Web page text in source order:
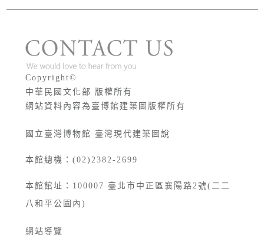
版權宣告
Copyright©
中華民國文化部 版權所有
網站資料內容為臺博館建築圖版權所有
國立臺灣博物館 臺灣現代建築圖說
本館總機：(02)2382-2699
本館館址： 100007 臺北市中正區襄陽路2號(二二
八和平公園內)
網站導覽